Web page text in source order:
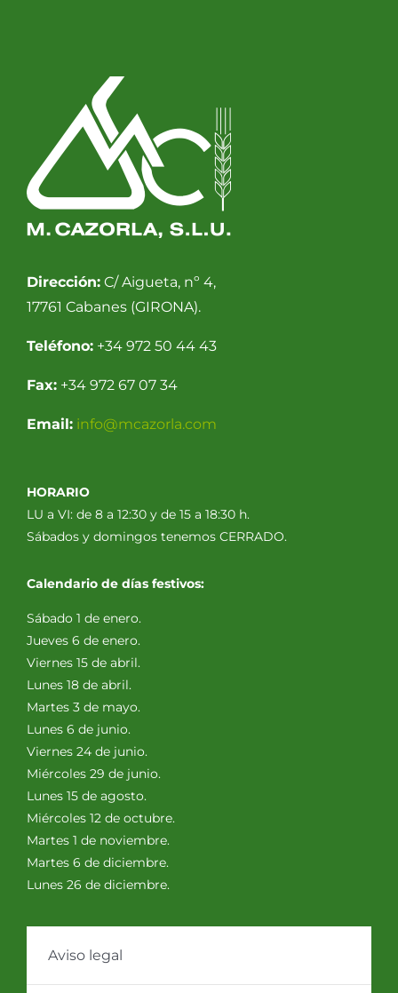
Dirección:C/ Aigueta, nº 4,
17761 Cabanes (GIRONA).
Teléfono:+34 972 50 44 43
Fax:+34 972 67 07 34
Email: info@mcazorla.com
HORARIO
LU a VI: de 8 a 12:30 y de 15 a 18:30 h.
Sábados y domingos tenemos CERRADO.
Calendario de días festivos:
Sábado 1 de enero.
Jueves 6 de enero.
Viernes 15 de abril.
Lunes 18 de abril.
Martes 3 de mayo.
Lunes 6 de junio.
Viernes 24 de junio.
Miércoles 29 de junio.
Lunes 15 de agosto.
Miércoles 12 de octubre.
Martes 1 de noviembre.
Martes 6 de diciembre.
Lunes 26 de diciembre.
Aviso legal